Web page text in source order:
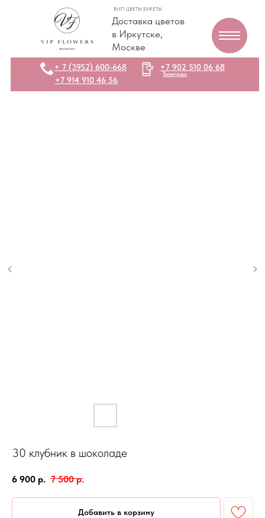
Доставка цветов
в Иркутске,
Москве
ВИП ЦВЕТЫ БУКЕТЫ
+7 914 910 46 56
+7 902 510 06 68
Телеграм
+ 7 (3952) 600-668
30 клубник в шоколаде
6 900 р. 7 500 р.
Добавить в корзину